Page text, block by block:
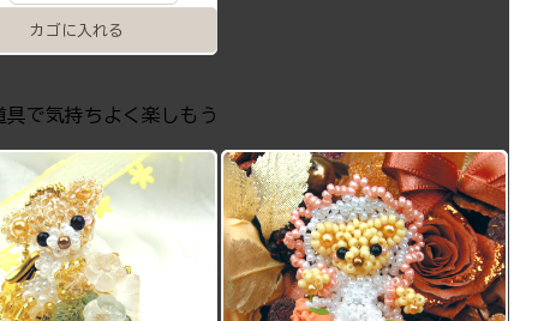
具で気持ちよく楽しもう